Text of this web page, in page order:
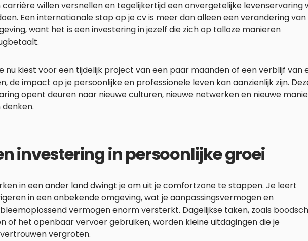
carrière willen versnellen en tegelijkertijd een onvergetelijke levenservaring
Een internationale stap op je cv is meer dan alleen een verandering van
want het is een investering in jezelf die zich op talloze manieren
nu kiest voor een tijdelijk project van een paar maanden of een verblijf van
de impact op je persoonlijke en professionele leven kan aanzienlijk zijn.
opent deuren naar nieuwe culturen, nieuwe netwerken en nieuwe
denken.
investering in persoonlijke groei
in een ander land dwingt je om uit je comfortzone te stappen. Je leert
in een onbekende omgeving, wat je aanpassingsvermogen en
vermogen enorm versterkt. Dagelijkse taken, zoals
of het openbaar vervoer gebruiken, worden kleine uitdagingen die je
vergroten.